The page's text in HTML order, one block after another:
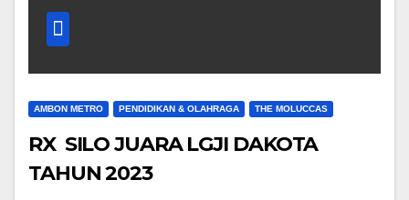
AMBON METRO PENDIDIKAN & OLAHRAGA THE MOLUCCAS
RX SILO JUARA LGJI DAKOTA
TAHUN 2023